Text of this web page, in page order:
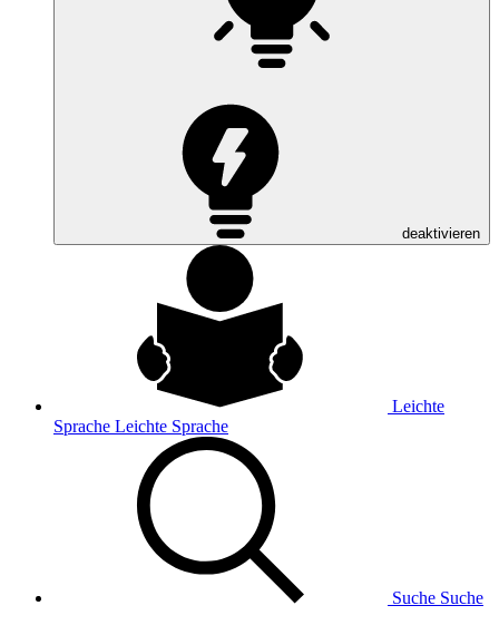
deaktivieren
Leichte
Sprache Leichte Sprache
Suche Suche